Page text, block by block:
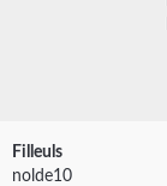
Filleuls
nolde10